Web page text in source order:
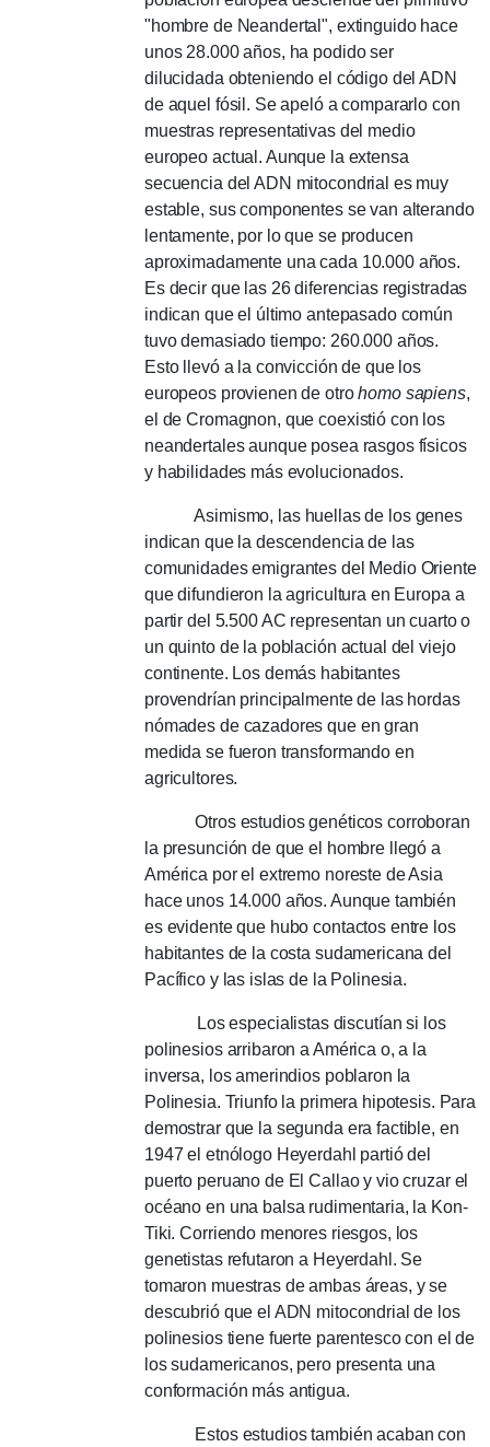
"hombre de Neandertal", extinguido hace
unos 28.000 años, ha podido ser
dilucidada obteniendo el código del ADN
de aquel fósil. Se apeló a compararlo con
muestras representativas del medio
europeo actual. Aunque la extensa
secuencia del ADN mitocondrial es muy
estable, sus componentes se van alterando
lentamente, por lo que se producen
aproximadamente una cada 10.000 años.
Es decir que las 26 diferencias registradas
indican que el último antepasado común
tuvo demasiado tiempo: 260.000 años.
Esto llevó a la convicción de que los
europeos provienen de otrohomo sapiens,
el de Cromagnon, que coexistió con los
neandertales aunque posea rasgos físicos
y habilidades más evolucionados.
Asimismo, las huellas de los genes
indican que la descendencia de las
comunidades emigrantes del Medio Oriente
que difundieron la agricultura en Europa a
partir del 5.500 AC representan un cuarto o
un quinto de la población actual del viejo
continente. Los demás habitantes
provendrían principalmente de las hordas
nómades de cazadores que en gran
medida se fueron transformando en
agricultores.
Otros estudios genéticos corroboran
la presunción de que el hombre llegó a
América por el extremo noreste de Asia
hace unos 14.000 años. Aunque también
es evidente que hubo contactos entre los
habitantes de la costa sudamericana del
Pacífico y las islas de la Polinesia.
Los especialistas discutían si los
polinesios arribaron a América o, a la
inversa, los amerindios poblaron la
Polinesia. Triunfo la primera hipotesis. Para
demostrar que la segunda era factible, en
1947 el etnólogo Heyerdahl partió del
puerto peruano de El Callao y vio cruzar el
océano en una balsa rudimentaria, la Kon-
Tiki.Corriendo menores riesgos, los
genetistas refutaron a Heyerdahl. Se
tomaron muestras de ambas áreas, y se
descubrió que el ADN mitocondrial de los
polinesios tiene fuerte parentesco con el de
los sudamericanos, pero presenta una
conformación más antigua.
Estos estudios también acaban con